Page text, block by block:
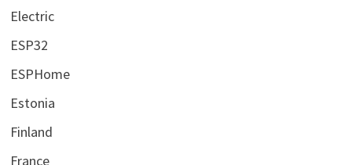
Electric
ESP32
ESPHome
Estonia
Finland
France